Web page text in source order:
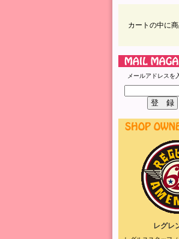
カートの中に
メールアドレスを
レグレ